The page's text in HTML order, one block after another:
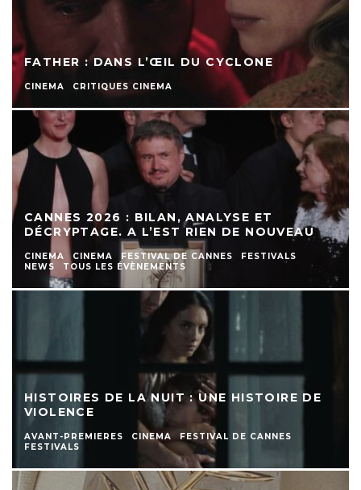
FATHER : DANS L’ŒIL DU CYCLONE
CINEMA CRITIQUES CINEMA
CANNES 2026 : BILAN, ANALYSE ET
DÉCRYPTAGE. A L’EST RIEN DE NOUVEAU
CINEMA CINEMA FESTIVAL DE CANNES
FESTIVALS
NEWS
TOUS LES ÉVÈNEMENTS
HISTOIRES DE LA NUIT : UNE HISTOIRE DE
VIOLENCE
AVANT-PREMIERES CINEMA
FESTIVAL DE CANNES
FESTIVALS